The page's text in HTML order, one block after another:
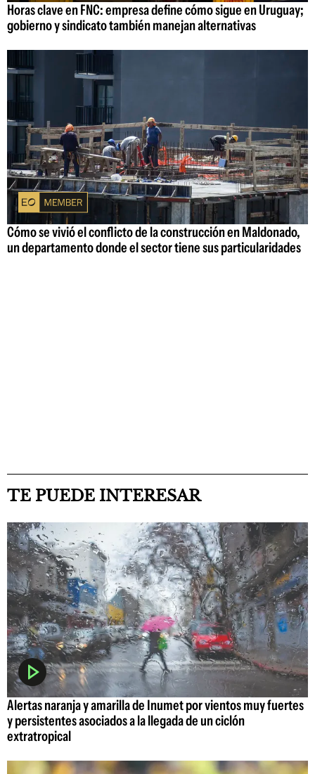
Horas clave en FNC: empresa define cómo sigue en Uruguay;
gobierno y sindicato también manejan alternativas
Cómo se vivió el conflicto de la construcción en Maldonado,
un departamento donde el sector tiene sus particularidades
TE PUEDE INTERESAR
Alertas naranja y amarilla de Inumet por vientos muy fuertes
y persistentes asociados a la llegada de un ciclón
extratropical